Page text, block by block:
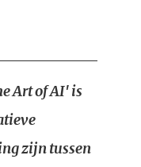
Art of AI' is
zijn tussen